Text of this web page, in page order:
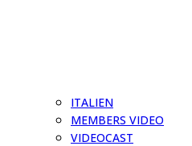
ITALIEN
MEMBERS VIDEO
VIDEOCAST